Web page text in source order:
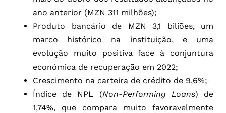
ano anterior (MZN 311 milhões);
Produto bancário de MZN 3,1 biliões, um
marco histórico na instituição, e uma
evolução muito positiva face à conjuntura
económica de recuperação em 2022;
Crescimento na carteira de crédito de 9,6%;
Índice de NPL (Non-Performing Loans) de
1,74%, que compara muito favoravelmente